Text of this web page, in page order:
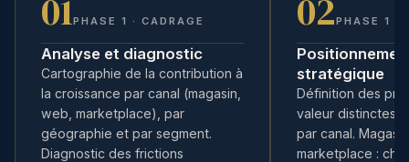
01PHASE 1 · CADRAGE
Analyse et diagnostic
Cartographie de la contribution à
la croissance par canal (magasin,
web, marketplace), par
géographie et par segment.
Diagnostic des frictions
02PHASE 1 ·
stratégique
Définition des
valeur distinctes
par canal.
marketplace :